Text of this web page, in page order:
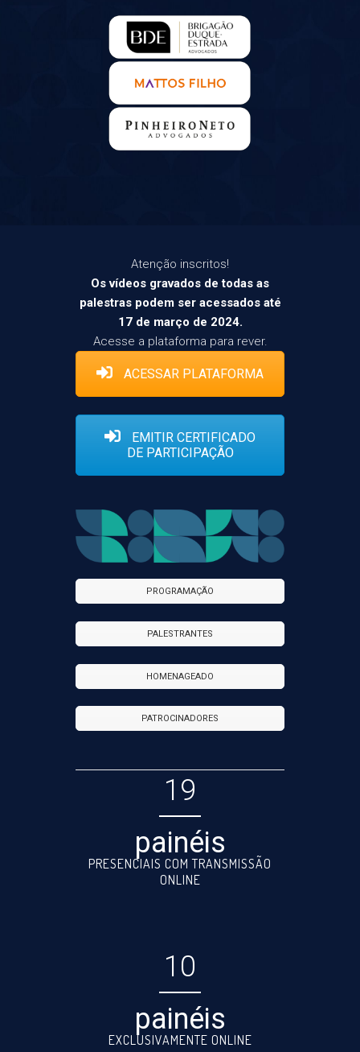
Atenção inscritos!
Os vídeos gravados de todas as
palestras podem ser acessados até
17 de março de 2024.
Acesse a plataforma para rever.
ACESSAR PLATAFORMA
EMITIR CERTIFICADO
DE PARTICIPAÇÃO
PROGRAMAÇÃO
PALESTRANTES
HOMENAGEADO
PATROCINADORES
19
painéis
PRESENCIAIS COM TRANSMISSÃO
ONLINE
10
painéis
EXCLUSIVAMENTE ONLINE